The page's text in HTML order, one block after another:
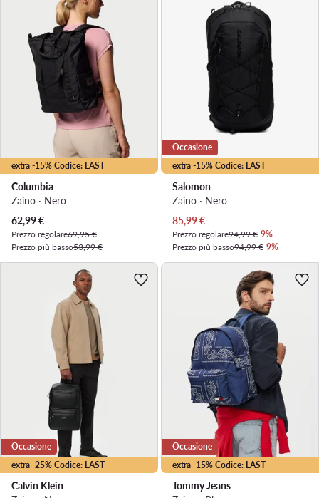
extra -15% Codice: LAST
Columbia
Zaino · Nero
Prezzo attuale
62,99€
Prezzo regolare69,95 €
Prezzo più basso53,99 €
extra -15% Codice: LAST
Occasione
Salomon
Zaino · Nero
Prezzo attuale
85,99€
Prezzo regolare94,99 €-9%
Prezzo più basso94,99 €-9%
extra -25% Codice: LAST
Occasione
Calvin Klein
extra -15% Codice: LAST
Occasione
Tommy Jeans